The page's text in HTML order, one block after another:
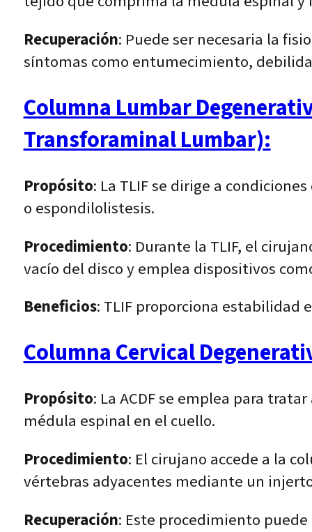
Recuperación: Puede ser necesaria la
síntomas como entumecimiento,
Columna Lumbar
Transforaminal Lumbar):
Propósito: La TLIF se dirige a
o espondilolistesis.
Procedimiento: Durante la TLIF, el
vacío del disco y emplea dispositivos
Beneficios: TLIF proporciona estabilidad
Columna Cervical
Propósito: La ACDF se emplea para
médula espinal en el cuello.
Procedimiento: El cirujano accede a la
vértebras adyacentes mediante un
Recuperación: Este procedimiento